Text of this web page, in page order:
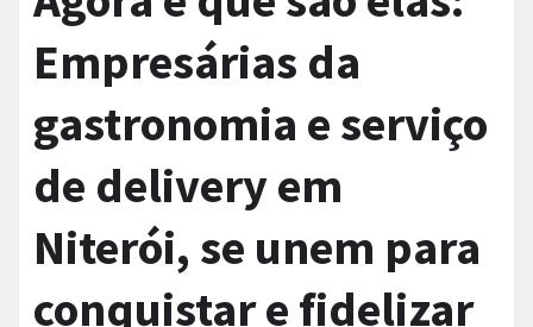
Empresárias da
gastronomia e serviço
de delivery em
Niterói, se unem para
conquistar e fidelizar